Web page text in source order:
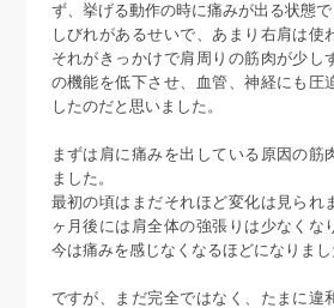
ず、挙げる動作の時に痛みが出る状態で
しびれがあるせいで、あまり右肩は使
それがきっかけで肩周りの筋肉が少し
の機能を低下させ、血管、神経にも圧
したのだと思いました。
まずは肩に痛みを出している原因の筋
ました。
最初の頃はまだそれほど変化は見られ
ヶ月後には肩全体の強張りは少なくな
今は痛みを感じなくなるほどになりまし
ですが、まだ完全ではなく、たまに違